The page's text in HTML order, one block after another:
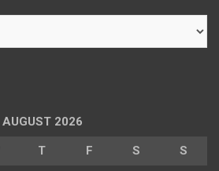
AUGUST 2026
T F S S